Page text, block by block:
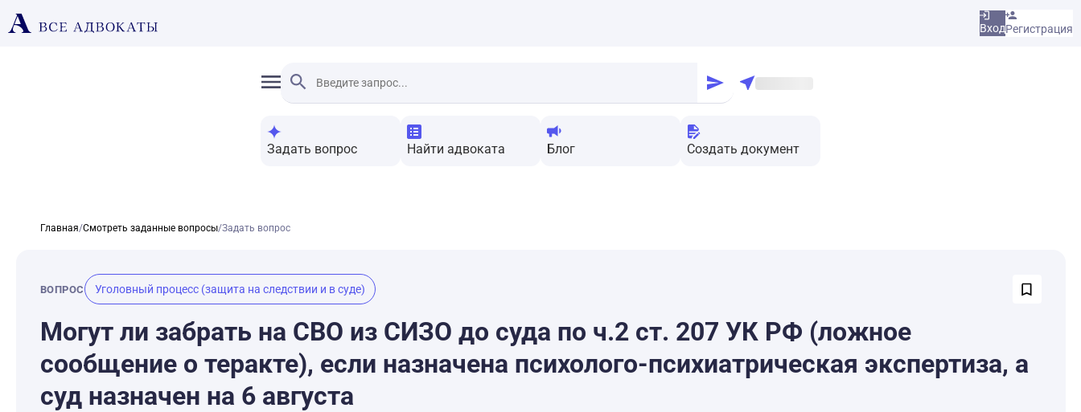
ВходРегистрация
Задать вопрос Найти адвоката Блог Создать документ
Главная/Смотреть заданные вопросы/Задать вопрос
ВОПРОС Уголовный процесс (защита на следствии и в суде)
Могут ли забрать на СВО из СИЗО до суда по ч.2 ст. 207 УК РФ (ложное
сообщение о теракте), если назначена психолого-психиатрическая экспертиза, а
суд назначен на 6 августа